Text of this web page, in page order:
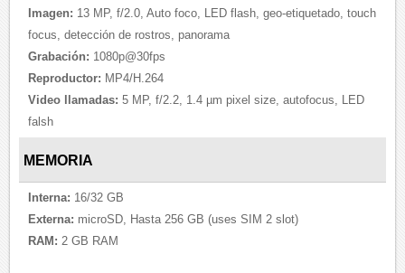
Imagen: 13 MP, f/2.0, Auto foco, LED flash, geo-etiquetado, touch
focus, detección de rostros, panorama
Grabación: 1080p@30fps
Reproductor: MP4/H.264
Video llamadas: 5 MP, f/2.2, 1.4 µm pixel size, autofocus, LED
falsh
MEMORIA
Interna: 16/32 GB
Externa: microSD, Hasta 256 GB (uses SIM 2 slot)
RAM: 2 GB RAM